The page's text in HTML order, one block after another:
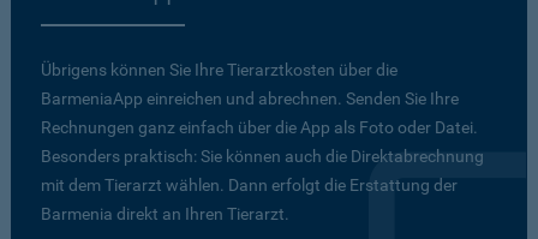
Übrigens können Sie Ihre Tierarztkosten über die
BarmeniaApp einreichen und abrechnen. Senden Sie Ihre
Rechnungen ganz einfach über die App als Foto oder Datei.
Besonders praktisch: Sie können auch die Direktabrechnung
mit dem Tierarzt wählen. Dann erfolgt die Erstattung der
Barmenia direkt an Ihren Tierarzt.